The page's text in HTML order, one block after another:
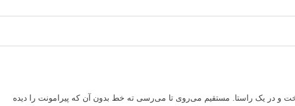
و در یک راستا. مستقیم می‌روی تا می‌رسی ته خط بدون آن که پیرامونت را دیده